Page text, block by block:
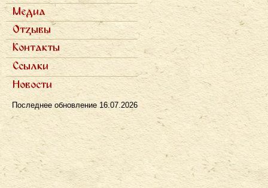
Записи докладов
Медиа
Научные статьи
Популярные статьи
Интервью в прессе
Радио
Телевидение
Отзывы
Полемика
Рецензии
Контакты
Ссылки
Новости
Последнее обновление 16.07.2026